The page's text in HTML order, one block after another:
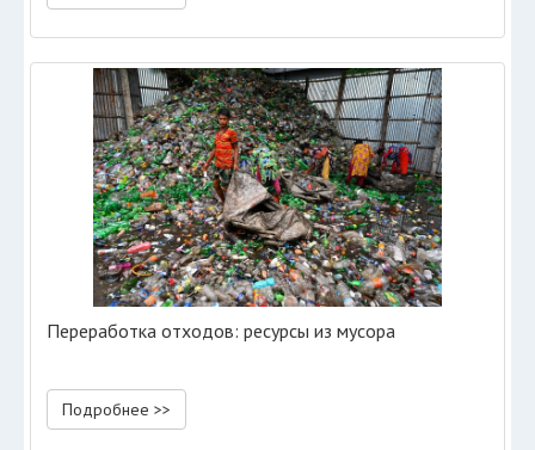
Переработка отходов: ресурсы из мусора
Подробнее >>